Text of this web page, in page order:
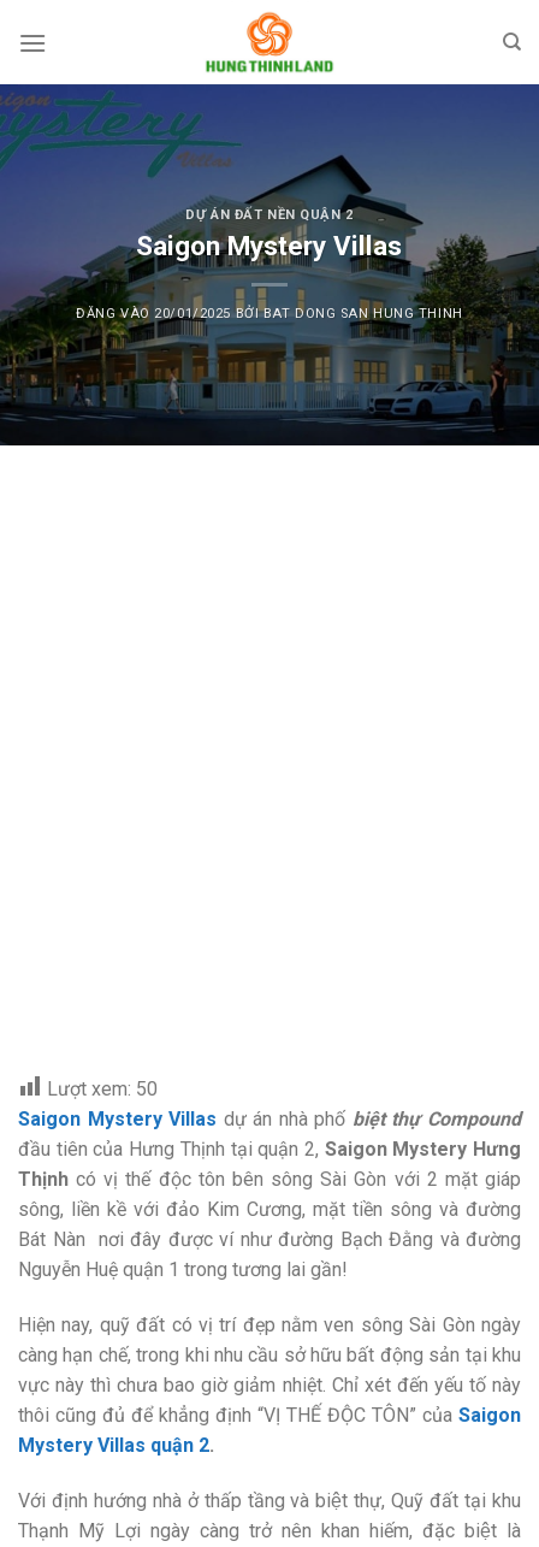
qua
dung
DỰ ÁN ĐẤT NỀN QUẬN 2
Saigon Mystery Villas
ĐĂNG VÀO 20/01/2025 BỞIBAT DONG SAN HUNG THINH
Lượt xem: 50
Saigon Mystery Villas dự án nhà phố biệt thự Compound
đầu tiên của Hưng Thịnh tại quận 2, Saigon Mystery Hưng
Thịnh có vị thế độc tôn bên sông Sài Gòn với 2 mặt giáp
sông, liền kề với đảo Kim Cương, mặt tiền sông và đường
Bát Nàn nơi đây được ví như đường Bạch Đằng và đường
Nguyễn Huệ quận 1 trong tương lai gần!
Hiện nay, quỹ đất có vị trí đẹp nằm ven sông Sài Gòn ngày
càng hạn chế, trong khi nhu cầu sở hữu bất động sản tại khu
vực này thì chưa bao giờ giảm nhiệt. Chỉ xét đến yếu tố này
thôi cũng đủ để khẳng định “VỊ THẾ ĐỘC TÔN” của Saigon
Mystery Villas quận 2.
Với định hướng nhà ở thấp tầng và biệt thự, Quỹ đất tại khu
Thạnh Mỹ Lợi ngày càng trở nên khan hiếm, đặc biệt là